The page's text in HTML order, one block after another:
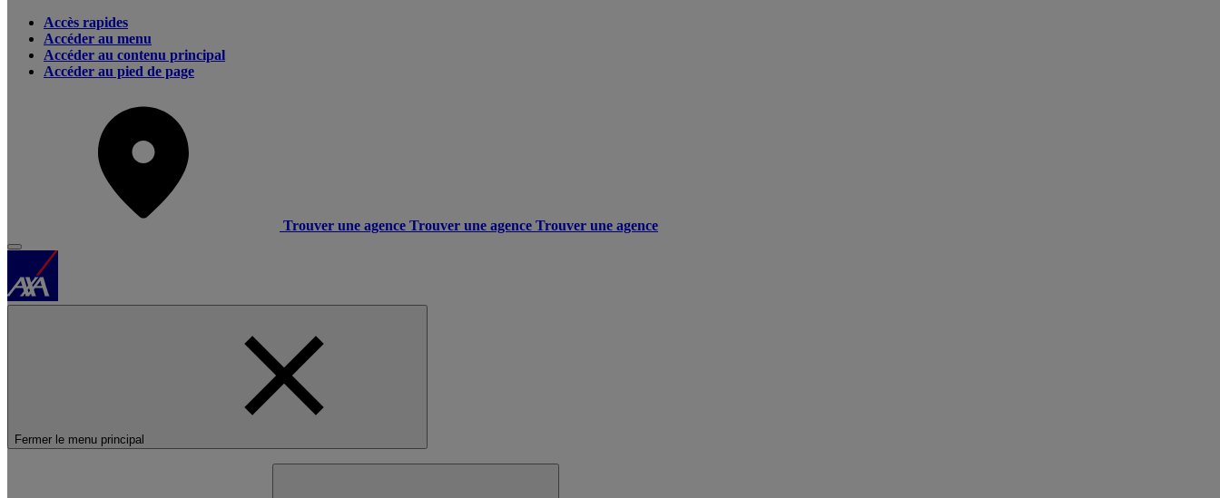
Accès rapides
Accéder au menu
Accéder au contenu principal
Accéder au pied de page
Trouver une agence Trouver une agence Trouver une agence
Fermer le menu principal